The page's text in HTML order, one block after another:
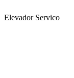
Elevador Servico